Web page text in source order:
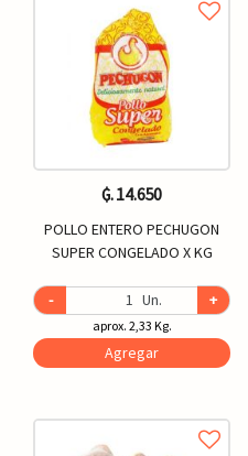
₲. 14.650
POLLO ENTERO PECHUGON
SUPER CONGELADO X KG
- Un. +
aprox. 2,33 Kg.
Agregar